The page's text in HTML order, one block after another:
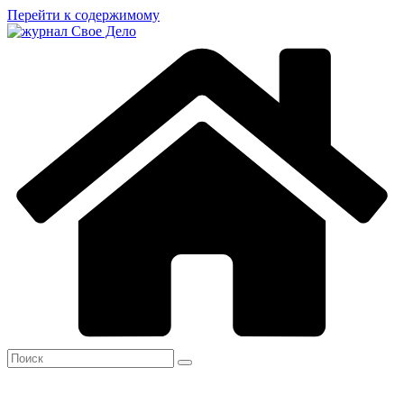
Перейти к содержимому